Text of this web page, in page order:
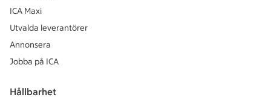
ICA Maxi
Utvalda leverantörer
Annonsera
Jobba på ICA
Hållbarhet